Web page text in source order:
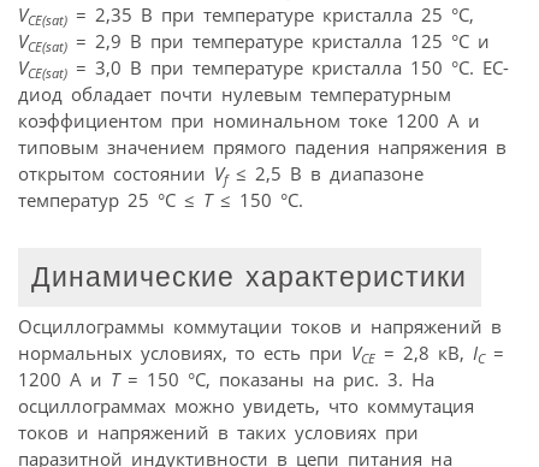
VCE(sat) = 2,35 В при температуре кристалла 25 °C,
VCE(sat) = 2,9 В при температуре кристалла 125 °C и
VCE(sat) = 3,0 В при температуре кристалла 150 °C. ЕС-
диод обладает почти нулевым температурным
коэффициентом при номинальном токе 1200 А и
типовым значением прямого падения напряжения в
открытом состоянии Vf≤ 2,5 В в диапазоне
температур 25 °C ≤ T≤ 150 °C.
Динамические характеристики
Осциллограммы коммутации токов и напряжений в
нормальных условиях, то есть при VCE = 2,8 кВ, IC=
1200 А и T = 150 °C, показаны на рис. 3. На
осциллограммах можно увидеть, что коммутация
токов и напряжений в таких условиях при
паразитной индуктивности в цепи питания на